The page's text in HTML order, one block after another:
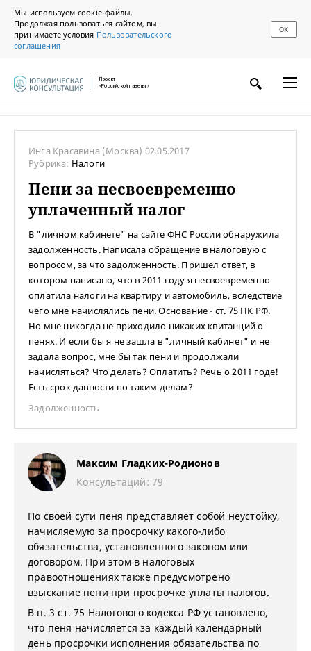
Мы используем cookie-файлы.
Продолжая пользоваться сайтом, вы
принимаете условия Пользовательского
соглашения
ОК
Проект
«Российской газеты»
Инга Красавина(Москва) 02.05.2017
Рубрика: Налоги
Пени за несвоевременно
уплаченный налог
В "личном кабинете" на сайте ФНС России обнаружила
задолженность. Написала обращение в налоговую с
вопросом, за что задолженность. Пришел ответ, в
котором написано, что в 2011 году я несвоевременно
оплатила налоги на квартиру и автомобиль, вследствие
чего мне начислялись пени. Основание - ст. 75 НК РФ.
Но мне никогда не приходило никаких квитанций о
пенях. И если бы я не зашла в "личный кабинет" и не
задала вопрос, мне бы так пени и продолжали
начисляться? Что делать? Оплатить? Речь о 2011 годе!
Есть срок давности по таким делам?
Задолженность
Максим Гладких-Родионов
Консультаций: 79
По своей сути пеня представляет собой неустойку,
начисляемую за просрочку какого-либо
обязательства, установленного законом или
договором. При этом в налоговых
правоотношениях также предусмотрено
взыскание пени при просрочке уплаты налогов.
В п. 3 ст. 75 Налогового кодекса РФ установлено,
что пеня начисляется за каждый календарный
день просрочки исполнения обязательства по